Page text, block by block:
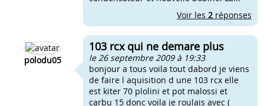
Voir les 2 réponses
polodu05
103 rcx qui ne demare plus
le 26 septembre 2009 à 19:33
bonjour a tous voila tout dabord je viens
de faire l aquisition d une 103 rcx elle
est kiter 70 plolini et pot malossi et
carbu 15 donc voila je roulais avec (